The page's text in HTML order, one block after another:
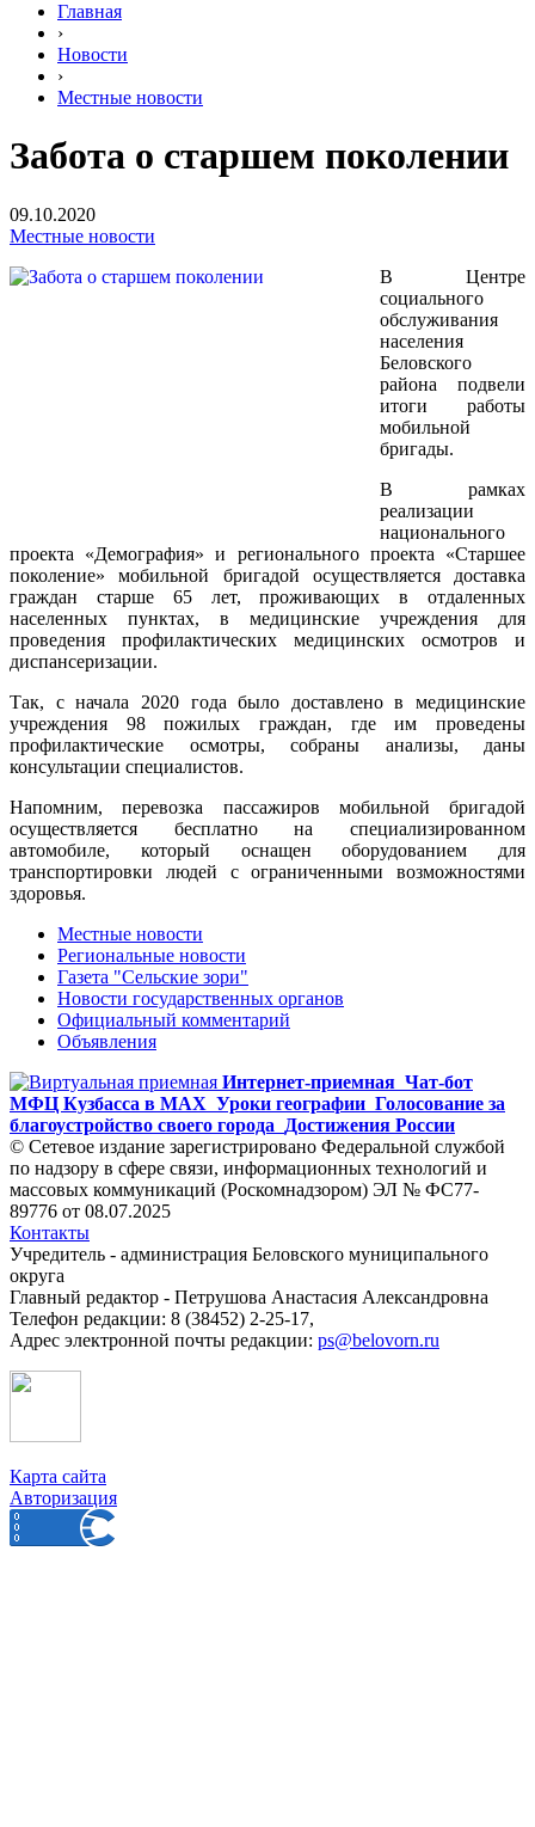
Главная
›
Новости
›
Местные новости
Забота о старшем поколении
09.10.2020
Местные новости
В Центре
социального
обслуживания
населения
Беловского
района подвели
итоги работы
мобильной
бригады.
В рамках
реализации
национального
проекта «Демография» и регионального проекта «Старшее
поколение» мобильной бригадой осуществляется доставка
граждан старше 65 лет, проживающих в отдаленных
населенных пунктах, в медицинские учреждения для
проведения профилактических медицинских осмотров и
диспансеризации.
Так, с начала 2020 года было доставлено в медицинские
учреждения 98 пожилых граждан, где им проведены
профилактические осмотры, собраны анализы, даны
консультации специалистов.
Напомним, перевозка пассажиров мобильной бригадой
осуществляется бесплатно на специализированном
автомобиле, который оснащен оборудованием для
транспортировки людей с ограниченными возможностями
здоровья.
Местные новости
Региональные новости
Газета "Сельские зори"
Новости государственных органов
Официальный комментарий
Объявления
Интернет-приемная Чат-бот
МФЦ Кузбасса в MAX Уроки географии Голосование за
благоустройство своего города
Достижения России
© Сетевое издание зарегистрировано Федеральной службой
по надзору в сфере связи, информационных технологий и
массовых коммуникаций (Роскомнадзором) ЭЛ № ФС77-
89776 от 08.07.2025
Контакты
Учредитель - администрация Беловского муниципального
округа
Главный редактор - Петрушова Анастасия Александровна
Телефон редакции: 8 (38452) 2-25-17,
Адрес электронной почты редакции: ps@belovorn.ru
Карта сайта
Авторизация